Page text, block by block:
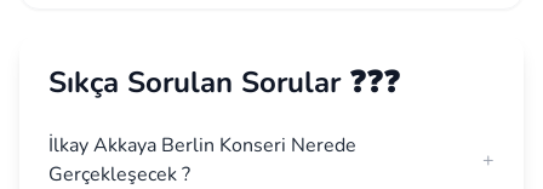
Sıkça Sorulan Sorular ❓❓❓
İlkay Akkaya Berlin Konseri Nerede
Gerçekleşecek ?
+